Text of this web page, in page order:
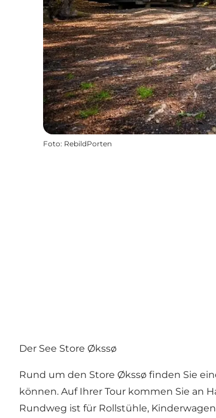
Foto: RebildPorten
Der See Store Økssø
Rund um den Store Økssø finden Sie
können. Auf Ihrer Tour kommen Sie an
Rundweg ist für Rollstühle,